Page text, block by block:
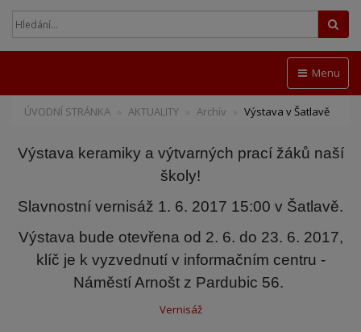
Menu
ÚVODNÍ STRÁNKA AKTUALITY Archív Výstava v Šatlavě
Výstava keramiky a výtvarných prací žáků naší
školy!
Slavnostní vernisáž 1. 6. 2017 15:00 v Šatlavě.
Výstava bude otevřena od 2. 6. do 23. 6. 2017,
klíč je k vyzvednutí v informačním centru -
Náměstí Arnošt z Pardubic 56.
Vernisáž